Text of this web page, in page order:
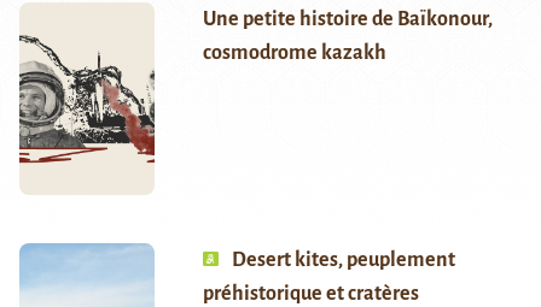
Une petite histoire de Baïkonour,
cosmodrome kazakh
Desert kites, peuplement
préhistorique et cratères